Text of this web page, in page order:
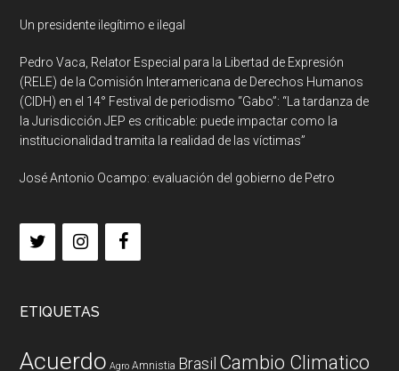
Un presidente ilegítimo e ilegal
Pedro Vaca, Relator Especial para la Libertad de Expresión
(RELE) de la Comisión Interamericana de Derechos Humanos
(CIDH) en el 14° Festival de periodismo “Gabo”: “La tardanza de
la Jurisdicción JEP es criticable: puede impactar como la
institucionalidad tramita la realidad de las víctimas”
José Antonio Ocampo: evaluación del gobierno de Petro
ETIQUETAS
Acuerdo Agro Amnistia Brasil Cambio Climatico